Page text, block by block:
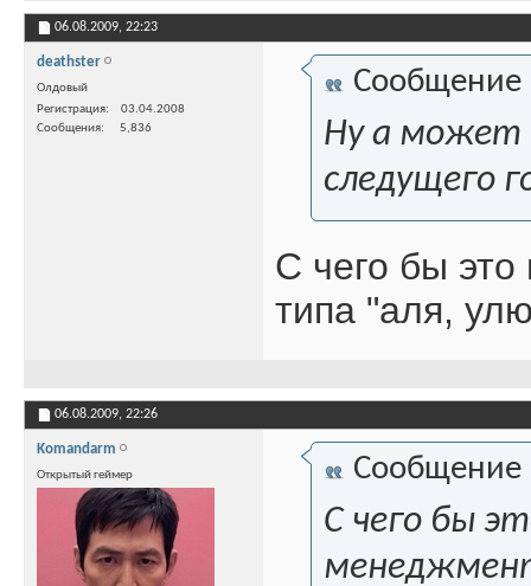
06.08.2009, 22:23
deathster
Олдовый
Регистрация
03.04.2008
Сообщения
5,836
Сообщение
Ну а может
следущего
С чего бы это
типа "аля,
06.08.2009, 22:26
Komandarm
Открытый геймер Сообщение
С чего бы